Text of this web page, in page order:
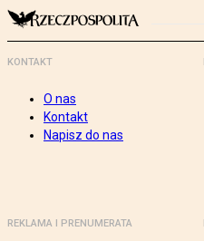
KONTAKT
O nas
Kontakt
Napisz do nas
REKLAMA I PRENUMERATA